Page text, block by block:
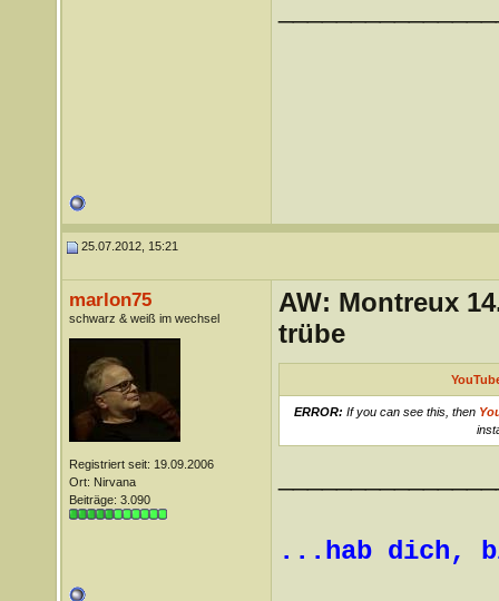
25.07.2012, 15:21
marlon75
schwarz & weiß im wechsel
Registriert seit: 19.09.2006
Ort: Nirvana
Beiträge: 3.090
AW: Montreux
trübe
ERROR: If you can see this, then
...hab dich,